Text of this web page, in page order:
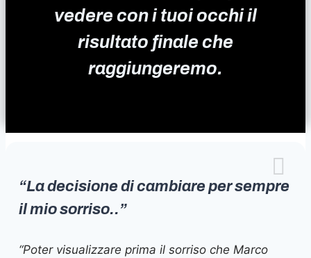
vedere con i tuoi occhi il
risultato finale che
raggiungeremo.
“La decisione di cambiare per sempre
il mio sorriso..”
“Poter visualizzare prima il sorriso che Marco